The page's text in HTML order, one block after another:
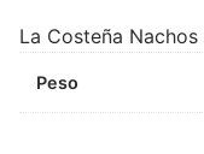
La Costeña
Peso